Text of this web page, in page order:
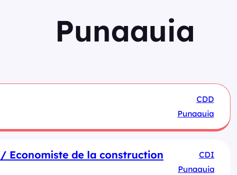
Punaauia
CDD
Punaauia
Economiste de la construction
CDI
Punaauia